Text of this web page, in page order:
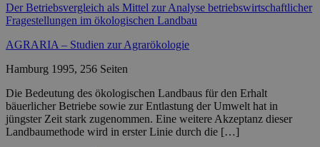
Der Betriebsvergleich als Mittel zur Analyse betriebswirtschaftlicher
Fragestellungen im ökologischen Landbau
AGRARIA – Studien zur Agrarökologie
Hamburg 1995, 256 Seiten
Die Bedeutung des ökologischen Landbaus für den Erhalt
bäuerlicher Betriebe sowie zur Entlastung der Umwelt hat in
jüngster Zeit stark zugenommen. Eine weitere Akzeptanz dieser
Landbaumethode wird in erster Linie durch die […]